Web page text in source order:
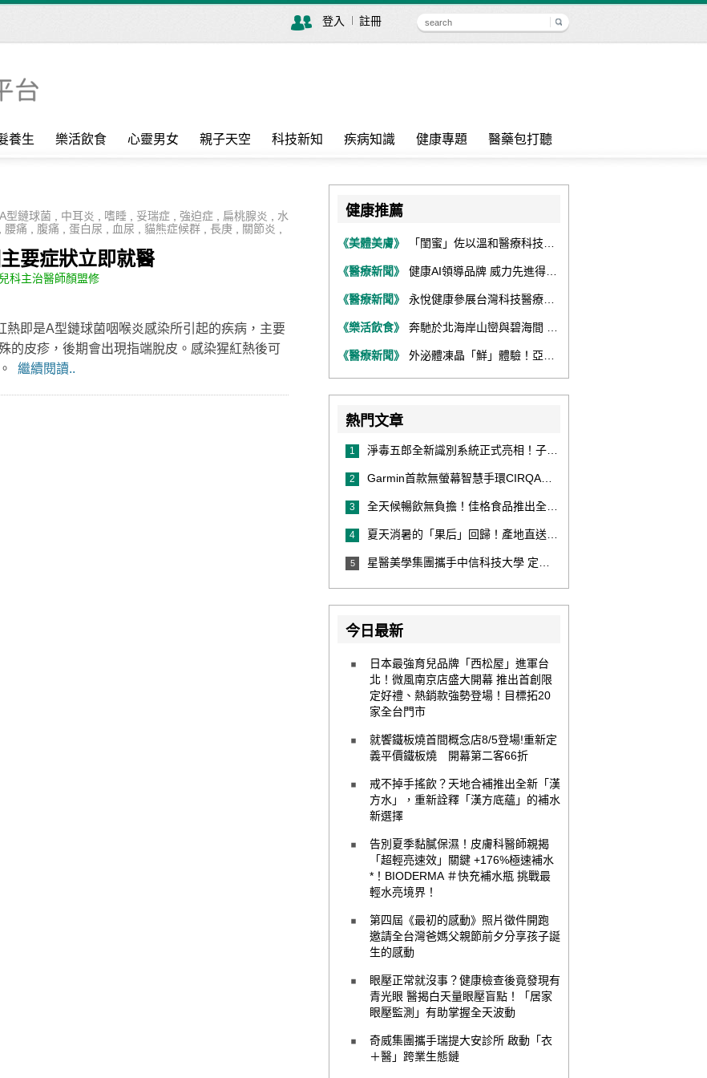
登入 註冊
養生 樂活飲食 心靈男女 親子天空 科技新知 疾病知識 健康專題 醫藥包打聽
Α型鏈球菌 中耳炎 嗜睡 妥瑞症 強迫症 扁桃腺炎
水
, 腰痛 , 腹痛 , 蛋白尿 , 血尿 , 貓熊症候群 , 長庚 , 關節炎 ,
要症狀立即就醫
科主治醫師顏盟修
即是A型鏈球菌咽喉炎感染所引起的疾病，主要
的皮疹，後期會出現指端脫皮。感染猩紅熱後可
繼續閱讀..
健康推薦
《美體美膚》 「閨蜜」佐以溫和醫療科技，陪伴女性找回身體舒適與自信
《醫療新聞》 健康AI領導品牌 威力先進得獎不斷 同獲『玉山獎』『金炬獎』最高肯定
《醫療新聞》 永悅健康參展台灣科技醫療展 展現數位健康全場景整合能力
《樂活飲食》 奔馳於北海岸山巒與碧海間 跑出屬於你的生命之光 『2026光境半程馬拉松挑戰賽－升龍道』火熱報名中
《醫療新聞》 外泌體凍晶「鮮」體驗！亞家生技解鎖24個月高活性 專利瓶蓋「秒回溶」超驚艷！醫科展秀「睛」亮神采
熱門文章
1 淨毒五郎全新識別系統正式亮相！子品牌然本再推體香噴霧新產品！
2 Garmin首款無螢幕智慧手環CIRQA登場 專注健康無須訂閱！ 輕量舒適風格百搭 生態系無縫串接 打造全天候零干擾健康與恢復管理新體驗
3 全天候暢飲無負擔！佳格食品推出全新穀物茶品牌「穀萃」 首發「穀萃 蕎麥國寶茶」無糖、0咖啡因 24小時暖心陪伴
4 夏天消暑的「果后」回歸！產地直送泰國鮮山竹，打造夏日最頂級的天然補給
5 星醫美學集團攜手中信科技大學 定義未來美學人才新標準 建構健康美學產學共育模式 串聯課程、實習與就業接軌
今日最新
日本最強育兒品牌「西松屋」進軍台
北！微風南京店盛大開幕 推出首創限
定好禮、熱銷款強勢登場！目標拓20
家全台門市
就饗鐵板燒首間概念店8/5登場!重新定
義平價鐵板燒 開幕第二客66折
戒不掉手搖飲？天地合補推出全新「漢
方水」，重新詮釋「漢方底蘊」的補水
新選擇
告別夏季黏膩保濕！皮膚科醫師親揭
「超輕亮速效」關鍵 +176%極速補水
*！BIODERMA ＃快充補水瓶 挑戰最
輕水亮境界！
第四屆《最初的感動》照片徵件開跑
邀請全台灣爸媽父親節前夕分享孩子誕
生的感動
眼壓正常就沒事？健康檢查後竟發現有
青光眼 醫揭白天量眼壓盲點！「居家
眼壓監測」有助掌握全天波動
奇威集團攜手瑞提大安診所 啟動「衣
＋醫」跨業生態鏈